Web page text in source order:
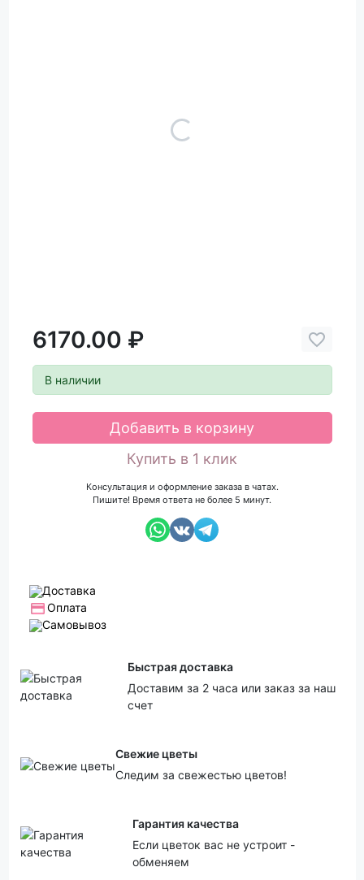
6170.00 ₽
В наличии
Добавить в корзину
Купить в 1 клик
Консультация и оформление заказа в чатах.
Пишите! Время ответа не более 5 минут.
Доставка
Оплата
Самовывоз
Быстрая доставка
Доставим за 2 часа или заказ за наш
счет
Свежие цветы
Следим за свежестью цветов!
Гарантия качества
Если цветок вас не устроит -
обменяем